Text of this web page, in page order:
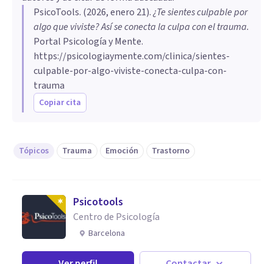
PsicoTools. (2026, enero 21).¿Te sientes culpable por
algo que viviste? Así se conecta la culpa con el trauma.
Portal Psicología y Mente.
https://psicologiaymente.com/clinica/sientes-
culpable-por-algo-viviste-conecta-culpa-con-
trauma
Copiar cita
Tópicos Trauma Emoción Trastorno
Psicotools
Centro de Psicología
Barcelona